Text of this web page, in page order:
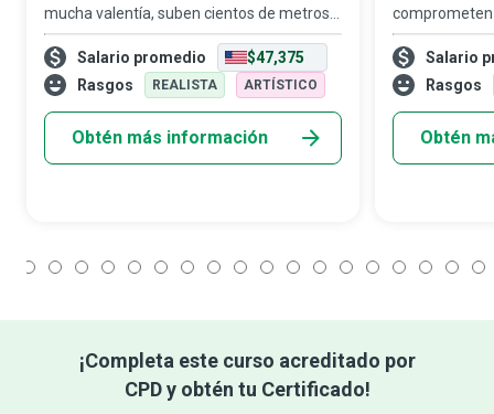
mucha valentía, suben cientos de metros
bajo un calor abrasador, lluvia intensa o
frío extremo para instalar, reparar y dar
mantenimiento a sistemas de comunica
Salario promedio
$47,375
Rasgos
REALISTA ARTÍSTICO
Obtén más información
mantener
todos los
trabajan en
Salario
Rasgos
Obtén
¡Completa este curso acreditado por
CPD y obtén tu Certificado!